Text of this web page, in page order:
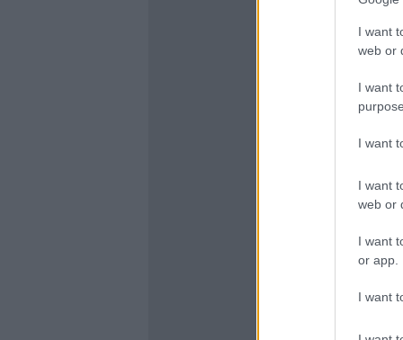
I want
web or
I want
I want
I want
web or
I want
or app.
I want